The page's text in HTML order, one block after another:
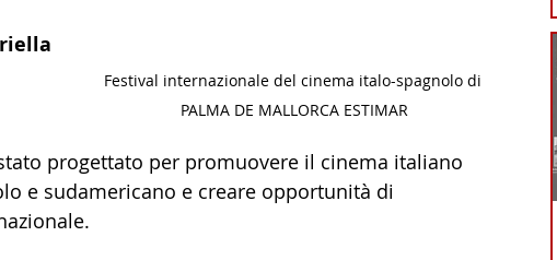
CENTRO
28 - PAPPAMONDO.TV
COMMERCIO ESTERO 32 - MADE IN ITALY
Festival internazionale del cinema italo-spagnolo di
PALMA DE MALLORCA ESTIMAR
progettato per promuovere il cinema italiano
e sudamericano e creare opportunità di